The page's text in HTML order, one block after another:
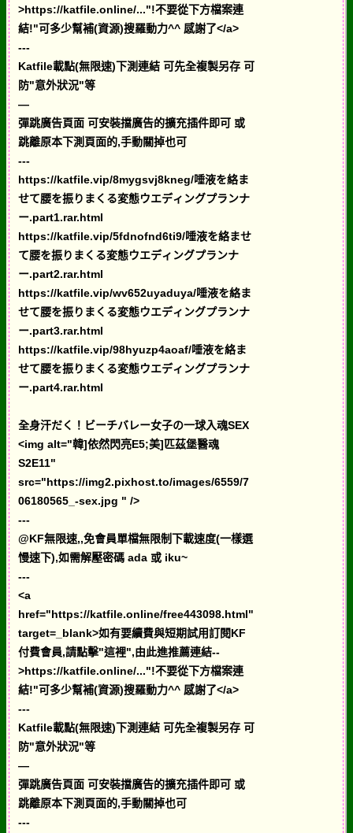
>https://katfile.online/..."!不要從下方檔案連
結!"可多少幫補(資源)搜羅動力^^ 感謝了</a>
---
Katfile載點(無限速)下測連結 可先全複製另存 可
防"意外狀況"等
—
彈跳廣告頁面 可安裝擋廣告的擴充插件即可 或
跳離原本下測頁面的,手動關掉也可
---
https://katfile.vip/8mygsvj8kneg/唾液を絡ま
せて腰を振りまくる変態ウエディングプランナ
ー.part1.rar.html
https://katfile.vip/5fdnofnd6ti9/唾液を絡ませ
て腰を振りまくる変態ウエディングプランナ
ー.part2.rar.html
https://katfile.vip/wv652uyaduya/唾液を絡ま
せて腰を振りまくる変態ウエディングプランナ
ー.part3.rar.html
https://katfile.vip/98hyuzp4aoaf/唾液を絡ま
せて腰を振りまくる変態ウエディングプランナ
ー.part4.rar.html
全身汗だく！ビーチバレー女子の一球入魂SEX
<img alt="韓]依然閃亮E5;美]匹茲堡醫魂
S2E11"
src="https://img2.pixhost.to/images/6559/7
06180565_-sex.jpg " />
---
@KF無限速,,免會員單檔無限制下載速度(一樣選
慢速下),如需解壓密碼 ada 或 iku~
---
<a
href="https://katfile.online/free443098.html"
target=_blank>如有要續費與短期試用訂閱KF
付費會員,請點擊"這裡",由此進推薦連結--
>https://katfile.online/..."!不要從下方檔案連
結!"可多少幫補(資源)搜羅動力^^ 感謝了</a>
---
Katfile載點(無限速)下測連結 可先全複製另存 可
防"意外狀況"等
—
彈跳廣告頁面 可安裝擋廣告的擴充插件即可 或
跳離原本下測頁面的,手動關掉也可
---